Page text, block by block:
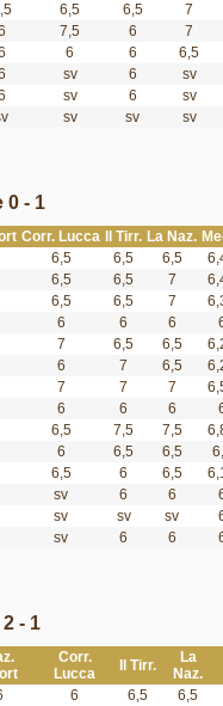
6,5 6,5
7
7,5 6
7
6 6
6,5
sv 6
sv
sv 6
sv
sv sv sv
0 - 1
Corr. Lucca Il Tirr. La Naz.
6,5 6,5 6,5
6,5 6,5 7
6,5 6,5 7
6 6 6
7 6,5 6,5
6 7 6,5
7 7 7
6 6 6
6,5 7,5 7,5
6 6,5 6,5
6,5 6 6,5
sv 6 6
sv sv sv
sv 6 6
- 1
Corr.
Lucca
Il Tirr.
La
Naz.
6 6,5
6,5